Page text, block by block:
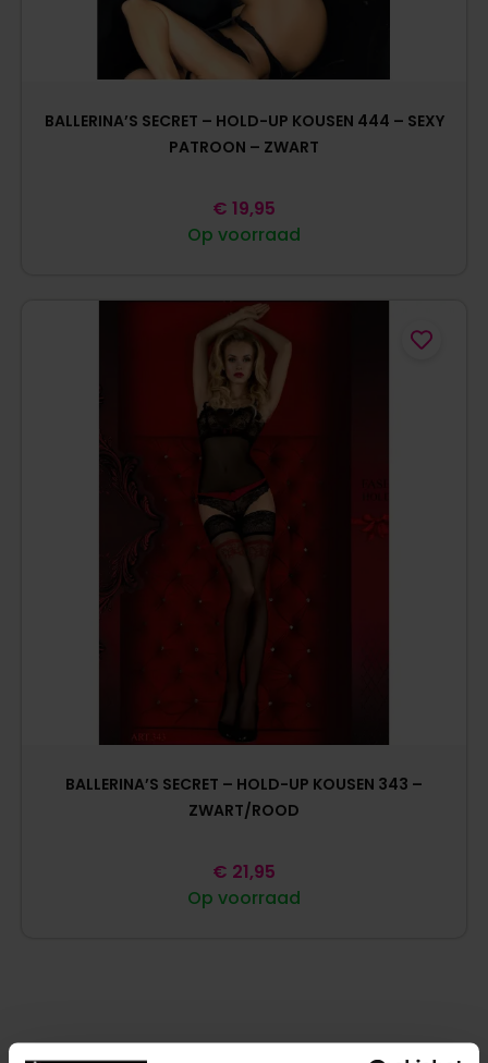
BALLERINA’S SECRET – HOLD-UP KOUSEN 444 – SEXY
PATROON – ZWART
Op voorraad
€ 19,95
BALLERINA’S SECRET – HOLD-UP KOUSEN 343 –
ZWART/ROOD
Op voorraad
€ 21,95